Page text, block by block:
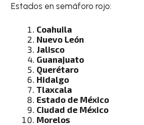
Estados en semáforo rojo:
Coahuila
Nuevo León
Jalisco
Guanajuato
Querétaro
Hidalgo
Tlaxcala
Estado de México
Ciudad de México
Morelos